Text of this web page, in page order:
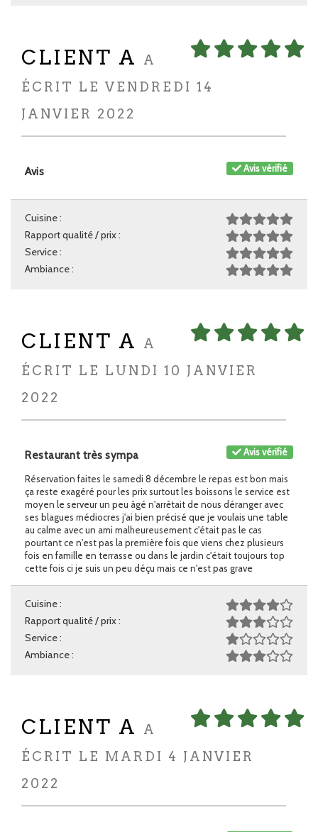
CLIENT A
A
ÉCRIT LE VENDREDI 14
JANVIER 2022
Avis vérifié
Avis
Cuisine :
Rapport qualité / prix :
Service :
Ambiance :
CLIENT A
A
ÉCRIT LE LUNDI 10 JANVIER
2022
Avis vérifié
Restaurant très sympa
Réservation faites le samedi 8 décembre le repas est bon mais
ça reste exagéré pour les prix surtout les boissons le service est
moyen le serveur un peu âgé n'arrêtait de nous déranger avec
ses blagues médiocres j'ai bien précisé que je voulais une table
au calme avec un ami malheureusement c'était pas le cas
pourtant ce n'est pas la première fois que viens chez plusieurs
fois en famille en terrasse ou dans le jardin c'était toujours top
cette fois ci je suis un peu déçu mais ce n'est pas grave
Cuisine :
Rapport qualité / prix :
Service :
Ambiance :
CLIENT A
A
ÉCRIT LE MARDI 4 JANVIER
2022